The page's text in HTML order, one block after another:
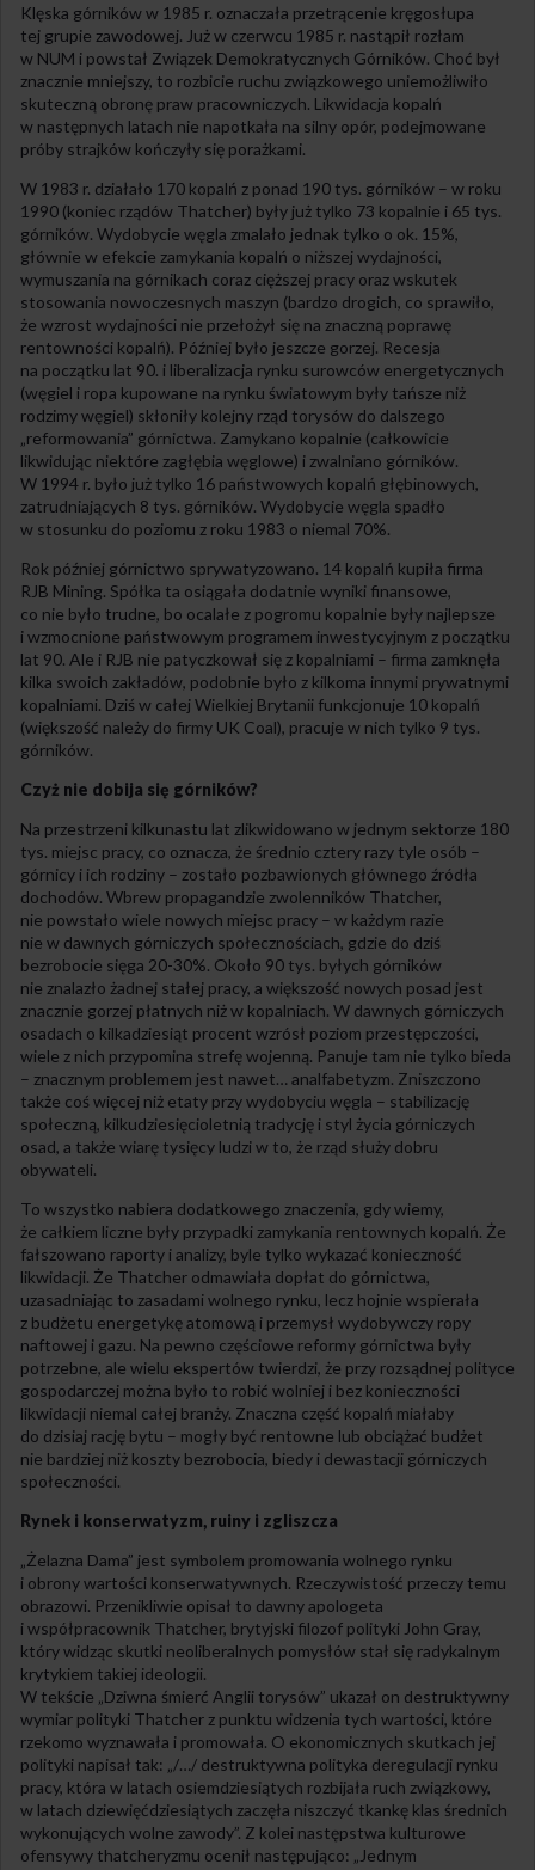
Klęska górników w 1985 r. oznaczała przetrącenie kręgosłupa
tej grupie zawodowej. Już w czerwcu 1985 r. nastąpił rozłam
w NUM i powstał Związek Demokratycznych Górników. Choć był
znacznie mniejszy, to rozbicie ruchu związkowego uniemożliwiło
skuteczną obronę praw pracowniczych. Likwidacja kopalń
w następnych latach nie napotkała na silny opór, podejmowane
próby strajków kończyły się porażkami.
W 1983 r. działało 170 kopalń z ponad 190 tys. górników – w roku
1990 (koniec rządów Thatcher) były już tylko 73 kopalnie i 65 tys.
górników. Wydobycie węgla zmalało jednak tylko o ok. 15%,
głównie w efekcie zamykania kopalń o niższej wydajności,
wymuszania na górnikach coraz cięższej pracy oraz wskutek
stosowania nowoczesnych maszyn (bardzo drogich, co sprawiło,
że wzrost wydajności nie przełożył się na znaczną poprawę
rentowności kopalń). Później było jeszcze gorzej. Recesja
na początku lat 90. i liberalizacja rynku surowców energetycznych
(węgiel i ropa kupowane na rynku światowym były tańsze niż
rodzimy węgiel) skłoniły kolejny rząd torysów do dalszego
„reformowania” górnictwa. Zamykano kopalnie (całkowicie
likwidując niektóre zagłębia węglowe) i zwalniano górników.
W 1994 r. było już tylko 16 państwowych kopalń głębinowych,
zatrudniających 8 tys. górników. Wydobycie węgla spadło
w stosunku do poziomu z roku 1983 o niemal 70%.
Rok później górnictwo sprywatyzowano. 14 kopalń kupiła firma
RJB Mining. Spółka ta osiągała dodatnie wyniki finansowe,
co nie było trudne, bo ocalałe z pogromu kopalnie były najlepsze
i wzmocnione państwowym programem inwestycyjnym z początku
lat 90. Ale i RJB nie patyczkował się z kopalniami – firma zamknęła
kilka swoich zakładów, podobnie było z kilkoma innymi prywatnymi
kopalniami. Dziś w całej Wielkiej Brytanii funkcjonuje 10 kopalń
(większość należy do firmy UK Coal), pracuje w nich tylko 9 tys.
górników.
Czyż nie dobija się górników?
Na przestrzeni kilkunastu lat zlikwidowano w jednym sektorze 180
tys. miejsc pracy, co oznacza, że średnio cztery razy tyle osób –
górnicy i ich rodziny – zostało pozbawionych głównego źródła
dochodów. Wbrew propagandzie zwolenników Thatcher,
nie powstało wiele nowych miejsc pracy – w każdym razie
nie w dawnych górniczych społecznościach, gdzie do dziś
bezrobocie sięga 20-30%. Około 90 tys. byłych górników
nie znalazło żadnej stałej pracy, a większość nowych posad jest
znacznie gorzej płatnych niż w kopalniach. W dawnych górniczych
osadach o kilkadziesiąt procent wzrósł poziom przestępczości,
wiele z nich przypomina strefę wojenną. Panuje tam nie tylko bieda
– znacznym problemem jest nawet… analfabetyzm. Zniszczono
także coś więcej niż etaty przy wydobyciu węgla – stabilizację
społeczną, kilkudziesięcioletnią tradycję i styl życia górniczych
osad, a także wiarę tysięcy ludzi w to, że rząd służy dobru
obywateli.
To wszystko nabiera dodatkowego znaczenia, gdy wiemy,
że całkiem liczne były przypadki zamykania rentownych kopalń. Że
fałszowano raporty i analizy, byle tylko wykazać konieczność
likwidacji. Że Thatcher odmawiała dopłat do górnictwa,
uzasadniając to zasadami wolnego rynku, lecz hojnie wspierała
z budżetu energetykę atomową i przemysł wydobywczy ropy
naftowej i gazu. Na pewno częściowe reformy górnictwa były
potrzebne, ale wielu ekspertów twierdzi, że przy rozsądnej polityce
gospodarczej można było to robić wolniej i bez konieczności
likwidacji niemal całej branży. Znaczna część kopalń miałaby
do dzisiaj rację bytu – mogły być rentowne lub obciążać budżet
nie bardziej niż koszty bezrobocia, biedy i dewastacji górniczych
społeczności.
Rynek i konserwatyzm, ruiny i zgliszcza
„Żelazna Dama” jest symbolem promowania wolnego rynku
i obrony wartości konserwatywnych. Rzeczywistość przeczy temu
obrazowi. Przenikliwie opisał to dawny apologeta
i współpracownik Thatcher, brytyjski filozof polityki John Gray,
który widząc skutki neoliberalnych pomysłów stał się radykalnym
krytykiem takiej ideologii.
W tekście „Dziwna śmierć Anglii torysów” ukazał on destruktywny
wymiar polityki Thatcher z punktu widzenia tych wartości, które
rzekomo wyznawała i promowała. O ekonomicznych skutkach jej
polityki napisał tak: „/…/ destruktywna polityka deregulacji rynku
pracy, która w latach osiemdziesiątych rozbijała ruch związkowy,
w latach dziewięćdziesiątych zaczęła niszczyć tkankę klas średnich
wykonujących wolne zawody”. Z kolei następstwa kulturowe
ofensywy thatcheryzmu ocenił następująco: „Jednym